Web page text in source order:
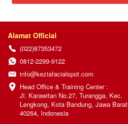
Alamat Official
(022)87353472
0812-2299-9122
info@keziafacialspot.com
Head Office & Training Center :
Jl. Karawitan No.27, Turangga, Kec.
Lengkong, Kota Bandung, Jawa Barat
40264, Indonesia